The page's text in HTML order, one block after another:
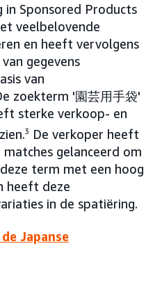
Sponsored Products
veelbelovende
en heeft vervolgens
gegevens
van
zoekterm '園芸用手袋'
sterke verkoop- en
3
De verkoper heeft
gelanceerd om
term met een hoog
heeft deze
in de spatiëring.
Japanse